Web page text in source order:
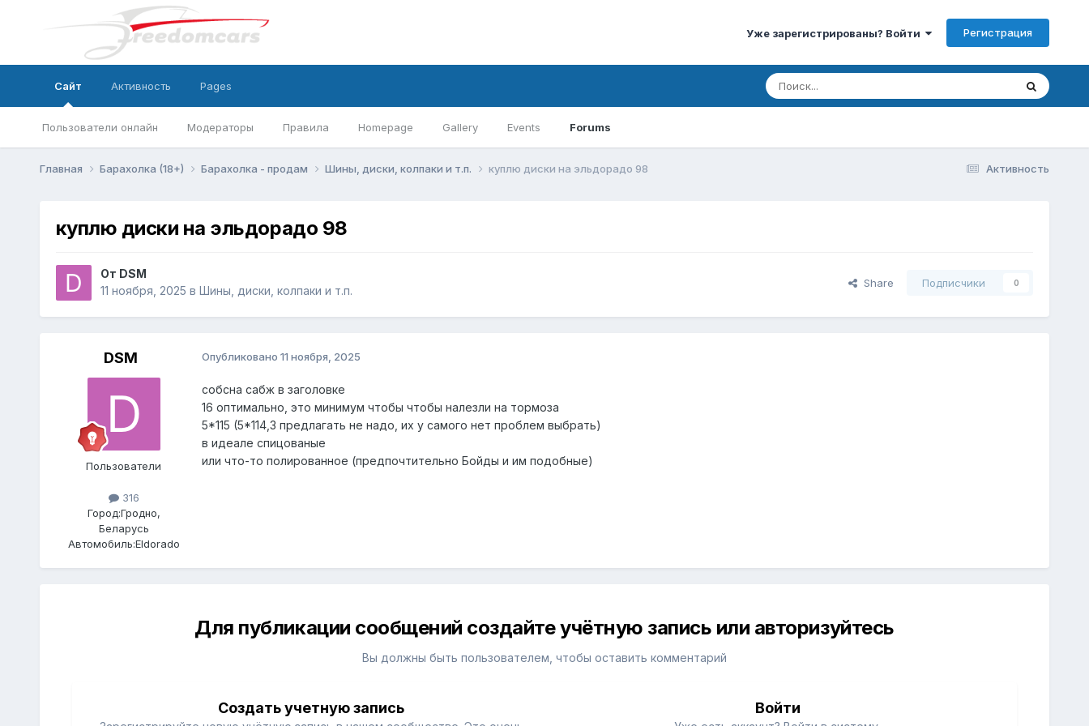
Уже зарегистрированы? Войти Регистрация
Сайт
Пользователи онлайн Модераторы Правила Homepage Gallery Events Forums
Активность Pages
Активность
Главная Барахолка (18+) Барахолка - продам Шины, диски, колпаки и т.п. куплю диски на эльдорадо 98
куплю диски на эльдорадо 98
От DSM
11 ноября, 2025 в Шины, диски, колпаки и т.п.
Share Подписчики 0
DSM
Пользователи
316
Город:Гродно,
Беларусь
Автомобиль:Eldorado
Опубликовано 11 ноября, 2025
собсна сабж в заголовке
16 оптимально, это минимум чтобы чтобы налезли на тормоза
5*115 (5*114,3 предлагать не надо, их у самого нет проблем выбрать)
в идеале спицованые
или что-то полированное (предпочтительно Бойды и им подобные)
Для публикации сообщений создайте учётную запись или авторизуйтесь
Вы должны быть пользователем, чтобы оставить комментарий
Создать учетную запись Войти